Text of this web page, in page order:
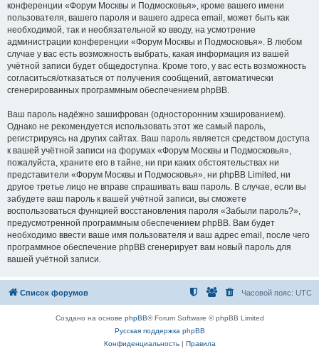
конференции «Форум Москвы и Подмосковья», кроме вашего имени
пользователя, вашего пароля и вашего адреса email, может быть как
необходимой, так и необязательной ко вводу, на усмотрение
администрации конференции «Форум Москвы и Подмосковья». В любом
случае у вас есть возможность выбрать, какая информация из вашей
учётной записи будет общедоступна. Кроме того, у вас есть возможность
согласиться/отказаться от получения сообщений, автоматически
сгенерированных программным обеспечением phpBB.
Ваш пароль надёжно зашифрован (односторонним хэшированием).
Однако не рекомендуется использовать этот же самый пароль,
регистрируясь на других сайтах. Ваш пароль является средством доступа
к вашей учётной записи на форумах «Форум Москвы и Подмосковья»,
пожалуйста, храните его в тайне, ни при каких обстоятельствах ни
представители «Форум Москвы и Подмосковья», ни phpBB Limited, ни
другое третье лицо не вправе спрашивать ваш пароль. В случае, если вы
забудете ваш пароль к вашей учётной записи, вы сможете
воспользоваться функцией восстановления пароля «Забыли пароль?»,
предусмотренной программным обеспечением phpBB. Вам будет
необходимо ввести ваше имя пользователя и ваш адрес email, после чего
программное обеспечение phpBB сгенерирует вам новый пароль для
вашей учётной записи.
Список форумов Часовой пояс: UTC
Создано на основе phpBB® Forum Software © phpBB Limited
Русская поддержка phpBB
Конфиденциальность| Правила